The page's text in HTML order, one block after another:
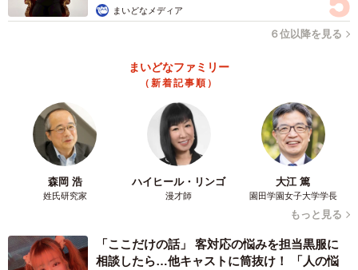
まいどなメディア
６位以降を見る
まいどなファミリー
（新着記事順）
森岡 浩
姓氏研究家
ハイヒール・リンゴ
漫才師
大江 篤
園田学園女子大学学長
もっと見る
「ここだけの話」 客対応の悩みを担当黒服に
相談したら…他キャストに筒抜け！ 「人の悩